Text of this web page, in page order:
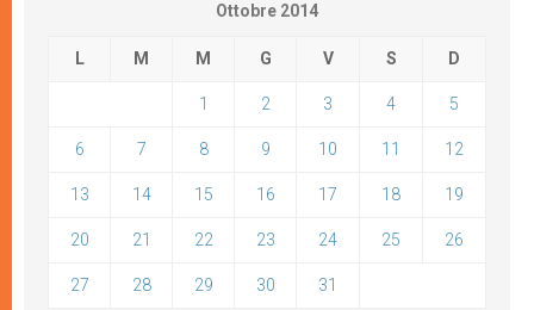
Ottobre 2014
L M M G V S D
1 2 3 4 5
6 7 8 9 10 11 12
13 14 15 16 17 18 19
20 21 22 23 24 25 26
27 28 29 30 31